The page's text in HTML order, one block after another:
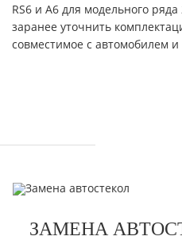
RS6 и A6 для модельного
заранее уточнить
совместимое с автомобилем
ЗАМЕНА